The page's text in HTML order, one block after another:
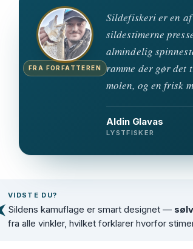
FRA FORFATTEREN
Sildefiskeri er en
sildestimerne
almindelig
ramme der gør det
molen, og en frisk
Aldin Glavas
LYSTFISKER
VIDSTE DU?
Sildens kamuflage er smart designet —
fra alle vinkler, hvilket forklarer hvorfor